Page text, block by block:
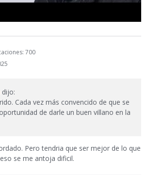
700
dijo:
Cada vez más convencido de que se
de darle un buen villano en la
Pero tendria que ser mejor de lo que
se me antoja dificil.